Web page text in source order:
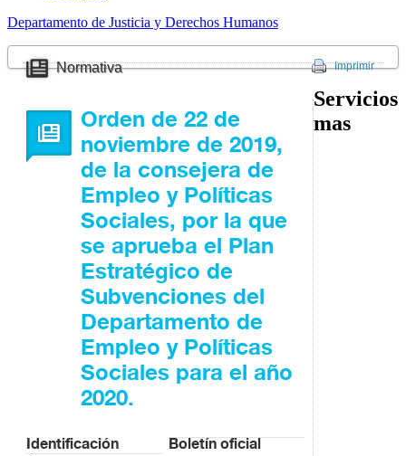
Departamento de Justicia y Derechos Humanos
Normativa Imprimir
Orden de 22 de
noviembre de 2019,
de la consejera de
Empleo y Políticas
Sociales, por la que
se aprueba el Plan
Estratégico de
Subvenciones del
Departamento de
Empleo y Políticas
Sociales para el año
2020.
Identificación Boletín oficial
Servicios
mas